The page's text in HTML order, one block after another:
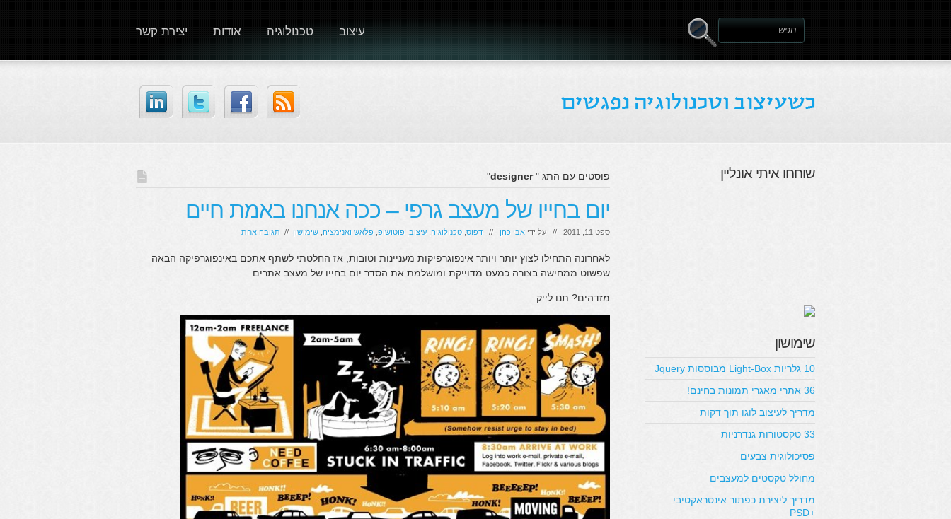
יצירת קשר אודות טכנולוגיה עיצוב
פוסטים עם התג "designer
"
יום בחייו של מעצב גרפי – ככה אנחנו באמת חיים
ספט 11, 2011 // על ידי אבי כהן // דפוס טכנולוגיה עיצוב פוטושופ פלאש ואנימציה שימושון // תגובה אחת
לאחרונה התחילו לצוץ יותר ויותר אינפוגרפיקות מעניינות וטובות, אז החלטתי לשתף אתכם באינפוגרפיקה הבאה
שפשוט ממחישה בצורה כמעט מדוייקת ומושלמת את הסדר יום בחייו של מעצב אתרים.
מזדהים? תנו לייק
שוחחו איתי אונליין
שימושון
10 גלריות Light-Box מבוססות Jquery
36 אתרי מאגרי תמונות בחינם!
מדריך לעיצוב לוגו תוך דקות
33 טקסטורות גנדרניות
פסיכולוגית צבעים
מחולל טקסטים למעצבים
מדריך ליצירת כפתור אינטראקטיבי
+PSD